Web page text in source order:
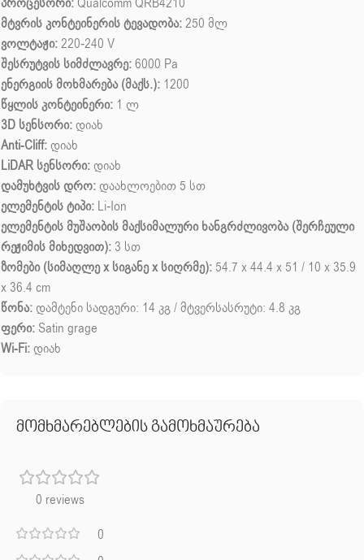
მტვრის კონტეინერის ტევადობა:250 მლ
ვოლტაჟი:220-240 V
შესრუტვის სიმძლავრე:6000 Pa
ენერგიის მოხმარება (მაქს.): 1200
წყლის კონტეინერი: 1 ლ
3D სენსორი: დიახ
Anti-Cliff: დიახ
LiDAR სენსორი: დიახ
დამუხტვის დრო: დაახლოებით 5 სთ
ელემენტის ტიპი: Li-Ion
ელემენტის მუშაობის მაქსიმალური ხანგრძლივობა (შერჩეული
რეჟიმის მიხედვით): 3 სთ
ზომები (სიმაღლე x სიგანე x სიღრმე): 54.7 x 44.4 x 51 / 10 x 35.9
x 36.4 cm
წონა: დამტენი სადგური: 14 კგ / მტვერსასრუტი: 4.8 კგ
ფერი: Satin grage
Wi-Fi: დიახ
მომხმარებლების გამოხმაურება
0 reviews
0